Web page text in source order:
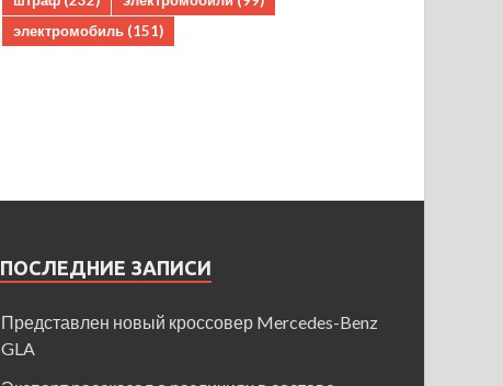
электромобиль (151)
ПОСЛЕДНИЕ ЗАПИСИ
Представлен новый кроссовер Mercedes-Benz
GLA